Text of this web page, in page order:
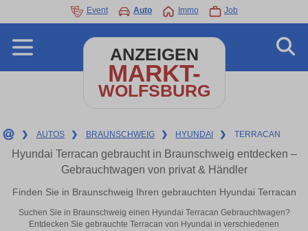
Event Auto Immo Job
ANZEIGEN
MARKT-
WOLFSBURG
❯ AUTOS ❯ BRAUNSCHWEIG ❯ HYUNDAI ❯ TERRACAN
Hyundai Terracan gebraucht in Braunschweig entdecken –
Gebrauchtwagen von privat & Händler
Finden Sie in Braunschweig Ihren gebrauchten Hyundai Terracan
Suchen Sie in Braunschweig einen Hyundai Terracan Gebrauchtwagen?
Entdecken Sie gebrauchte Terracan von Hyundai in verschiedenen